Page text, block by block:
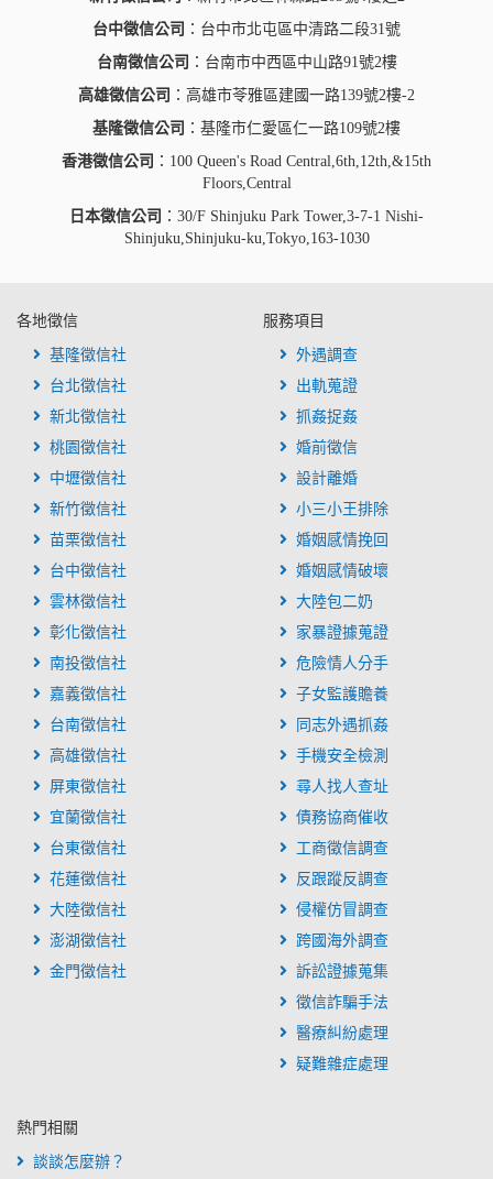
台中徵信公司 ：台中市北屯區中清路二段31號
台南徵信公司 ：台南市中西區中山路91號2樓
高雄徵信公司 ：高雄市苓雅區建國一路139號2樓-2
基隆徵信公司 ：基隆市仁愛區仁一路109號2樓
香港徵信公司 ：100 Queen's Road Central,6th,12th,&15th
Floors,Central
日本徵信公司 ：30/F Shinjuku Park Tower,3-7-1 Nishi-
Shinjuku,Shinjuku-ku,Tokyo,163-1030
各地徵信
基隆徵信社
台北徵信社
新北徵信社
桃園徵信社
中壢徵信社
新竹徵信社
苗栗徵信社
台中徵信社
雲林徵信社
彰化徵信社
南投徵信社
嘉義徵信社
台南徵信社
高雄徵信社
屏東徵信社
宜蘭徵信社
台東徵信社
花蓮徵信社
大陸徵信社
澎湖徵信社
金門徵信社
服務項目
外遇調查
出軌蒐證
抓姦捉姦
婚前徵信
設計離婚
小三小王排除
婚姻感情挽回
婚姻感情破壞
大陸包二奶
家暴證據蒐證
危險情人分手
子女監護贍養
同志外遇抓姦
手機安全檢測
尋人找人查址
債務協商催收
工商徵信調查
反跟蹤反調查
侵權仿冒調查
跨國海外調查
訴訟證據蒐集
徵信詐騙手法
醫療糾紛處理
疑難雜症處理
熱門相關
談談怎麼辦？